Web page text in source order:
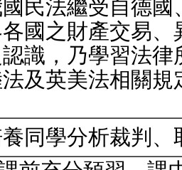
民法繼受自德
國之財產交易
識，乃學習法
法及英美法相關
同學分析裁判